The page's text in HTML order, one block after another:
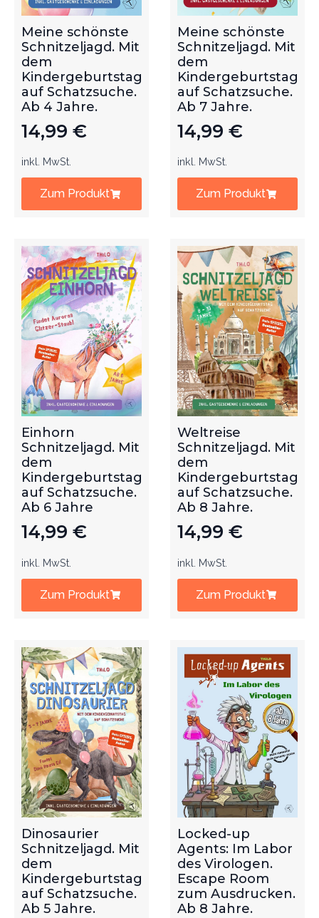
Meine schönste
Schnitzeljagd. Mit
dem
Kindergeburtstag
auf Schatzsuche.
Ab 4 Jahre.
14,99 €
inkl. MwSt.
Zum Produkt
Meine schönste
Schnitzeljagd. Mit
dem
Kindergeburtstag
auf Schatzsuche.
Ab 7 Jahre.
14,99 €
inkl. MwSt.
Zum Produkt
Einhorn
Schnitzeljagd. Mit
dem
Kindergeburtstag
auf Schatzsuche.
Ab 6 Jahre
14,99 €
inkl. MwSt.
Zum Produkt
Weltreise
Schnitzeljagd. Mit
dem
Kindergeburtstag
auf Schatzsuche.
Ab 8 Jahre.
14,99 €
inkl. MwSt.
Zum Produkt
Dinosaurier
Schnitzeljagd. Mit
dem
Kindergeburtstag
auf Schatzsuche.
Ab 5 Jahre.
Locked-up
Agents: Im Labor
des Virologen.
Escape Room
zum Ausdrucken.
Ab 8 Jahre.